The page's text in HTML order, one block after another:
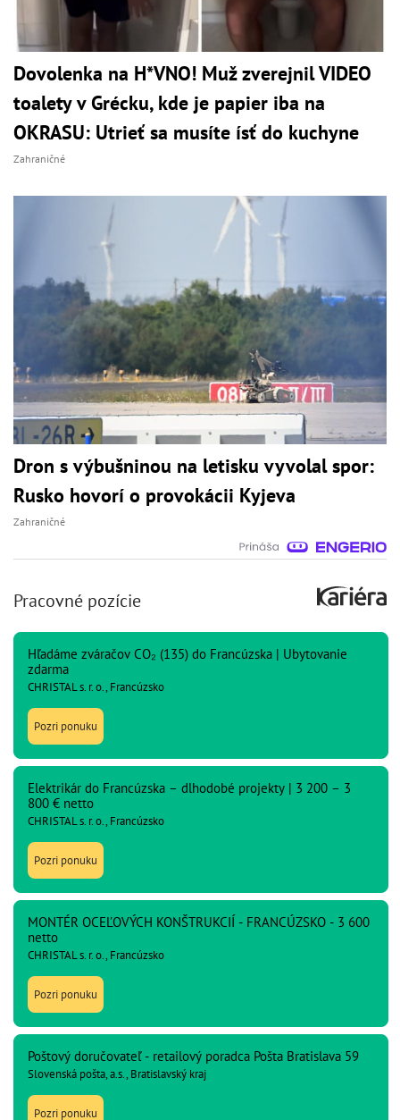
Dovolenka na H*VNO! Muž zverejnil VIDEO
toalety v Grécku, kde je papier iba na
OKRASU: Utrieť sa musíte ísť do kuchyne
Zahraničné
Dron s výbušninou na letisku vyvolal spor:
Rusko hovorí o provokácii Kyjeva
Zahraničné
Pracovné pozície
Hľadáme zváračov CO₂ (135) do Francúzska | Ubytovanie
zdarma
CHRISTAL s. r. o., Francúzsko
Pozri ponuku
Elektrikár do Francúzska – dlhodobé projekty | 3 200 – 3
800 € netto
CHRISTAL s. r. o., Francúzsko
Pozri ponuku
MONTÉR OCEĽOVÝCH KONŠTRUKCIÍ - FRANCÚZSKO - 3 600
netto
CHRISTAL s. r. o., Francúzsko
Pozri ponuku
Poštový doručovateľ - retailový poradca Pošta Bratislava 59
Slovenská pošta, a.s., Bratislavský kraj
Pozri ponuku